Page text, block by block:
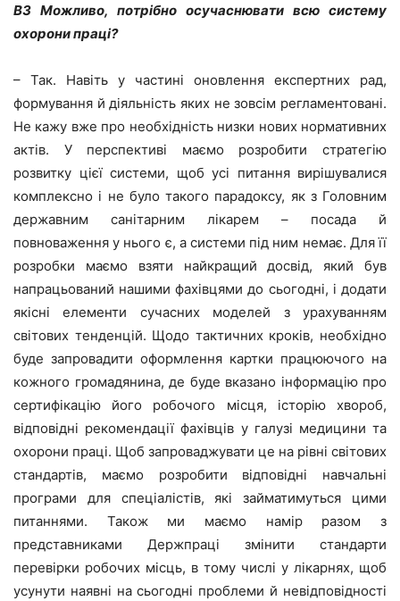
ВЗ Можливо, потрібно осучаснювати всю систему
охорони праці?
– Так. Навіть у частині оновлення експертних рад,
формування й діяльність яких не зовсім регламентовані.
Не кажу вже про необхідність низки нових нормативних
актів. У перспективі маємо розробити стратегію
розвитку цієї системи, щоб усі питання вирішувалися
комплексно і не було такого парадоксу, як з Головним
державним санітарним лікарем – посада й
повноваження у нього є, а системи під ним немає. Для її
розробки маємо взяти найкращий досвід, який був
напрацьований нашими фахівцями до сьогодні, і додати
якісні елементи сучасних моделей з урахуванням
світових тенденцій. Щодо тактичних кроків, необхідно
буде запровадити оформлення картки працюючого на
кожного громадянина, де буде вказано інформацію про
сертифікацію його робочого місця, історію хвороб,
відповідні рекомендації фахівців у галузі медицини та
охорони праці. Щоб запроваджувати це на рівні світових
стандартів, маємо розробити відповідні навчальні
програми для спеціалістів, які займатимуться цими
питаннями. Також ми маємо намір разом з
представниками Держпраці змінити стандарти
перевірки робочих місць, в тому числі у лікарнях, щоб
усунути наявні на сьогодні проблеми й невідповідності